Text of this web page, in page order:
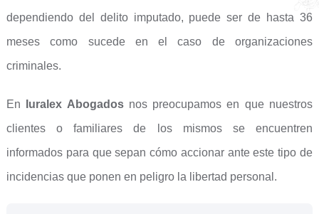
dependiendo del delito imputado, puede ser de hasta 36
meses como sucede en el caso de organizaciones
criminales.
En Iuralex Abogadosnos preocupamos en que nuestros
clientes o familiares de los mismos se encuentren
informados para que sepan cómo accionar ante este tipo de
incidencias que ponen en peligro la libertad personal.